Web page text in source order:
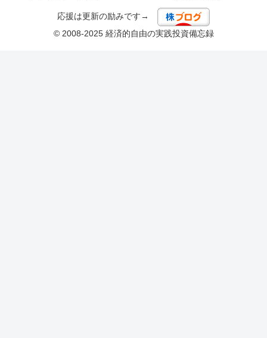
応援は更新の励みです→
© 2008-2025 経済的自由の実践投資備忘録